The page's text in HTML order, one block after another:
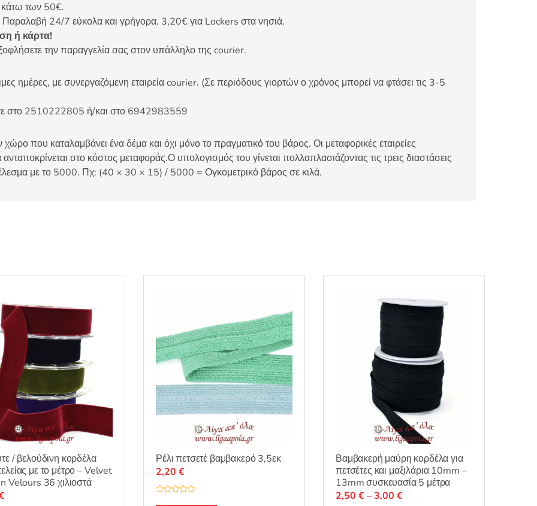
κάτω των 50€.
24/7 εύκολα και γρήγορα. 3,20€ για Lockers στα νησιά.
ή κάρτα!
την παραγγελία σας στον υπάλληλο της courier.
ημέρες, με συνεργαζόμενη εταιρεία courier. (Σε περιόδους γιορτών ο χρόνος μπορεί να φτάσει τις 3-5
στο 2510222805 ή/και στο 6942983559
που καταλαμβάνει ένα δέμα και όχι μόνο το πραγματικό του βάρος. Οι μεταφορικές εταιρείες
στο κόστος μεταφοράς.Ο υπολογισμός του γίνεται πολλαπλασιάζοντας τις τρεις διαστάσεις
με το 5000. Πχ: (40 × 30 × 15) / 5000 = Ογκομετρικό βάρος σε κιλά.
/ βελούδινη κορδέλα
με το μέτρο – Velvet
Velours 36 χιλιοστά
Ρέλι πετσετέ βαμβακερό 3,5εκ
2,20 €
Βαμβακερή μαύρη κορδέλα για
πετσέτες και μαξιλάρια 10mm –
13mm συσκευασία 5 μέτρα
2,50 €–3,00 €Price